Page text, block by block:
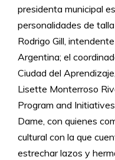
presidenta municipal
personalidades de
Rodrigo Gill,
Argentina; el
Ciudad del
Lisette Monterroso
Program and
Dame, con quienes
cultural con la que
estrechar lazos y